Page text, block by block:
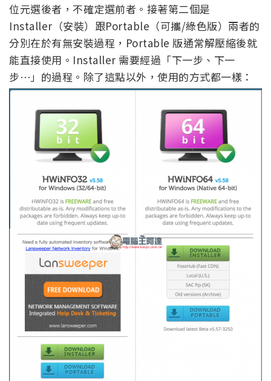
位元選後者，不確定選前者。接著第二個是
Installer（安裝）跟Portable（可攜/綠色版）兩者的
分別在於有無安裝過程，Portable 版通常解壓縮後就
能直接使用。Installer 需要經過「下一步、下一
步⋯」的過程。除了這點以外，使用的方式都一樣：